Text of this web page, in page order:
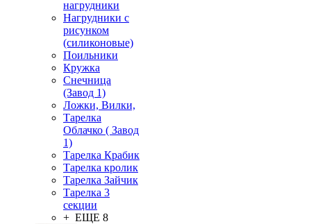
нагрудники
Нагрудники с
рисунком
(силиконовые)
Поильники
Кружка
Снечница
(Завод 1)
Ложки, Вилки,
Тарелка
Облачко ( Завод
1)
Тарелка Крабик
Тарелка кролик
Тарелка Зайчик
Тарелка 3
секции
+ ЕЩЕ 8